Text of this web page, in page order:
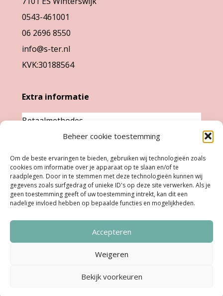
Beheer cookie toestemming
Om de beste ervaringen te bieden, gebruiken wij technologieën zoals
cookies om informatie over je apparaat op te slaan en/of te
raadplegen. Door in te stemmen met deze technologieën kunnen wij
gegevens zoals surfgedrag of unieke ID's op deze site verwerken. Als je
geen toestemming geeft of uw toestemming intrekt, kan dit een
nadelige invloed hebben op bepaalde functies en mogelijkheden.
Accepteren
Weigeren
Bekijk voorkeuren
0543-461001
06 2696 8550
info@s-ter.nl
KVK:30188564
Extra informatie
Betaalmethodes
Garantie & klachten
verzendkosten
Retourneren
Openingstijden
10:00 uur - 17:00 uur